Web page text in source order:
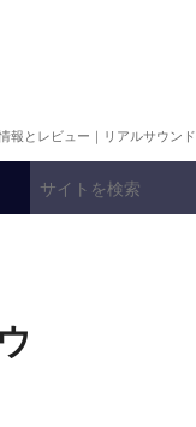
報とレビュー｜リアルサウン